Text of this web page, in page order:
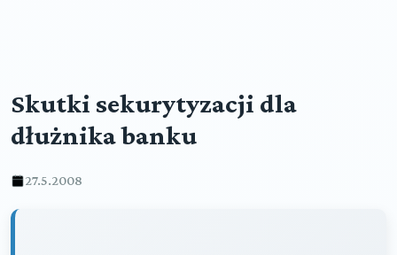
Skutki sekurytyzacji dla
dłużnika banku
27.5.2008